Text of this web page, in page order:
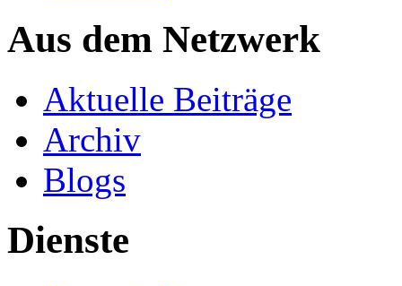
Aus dem Netzwerk
Aktuelle Beiträge
Archiv
Blogs
Dienste